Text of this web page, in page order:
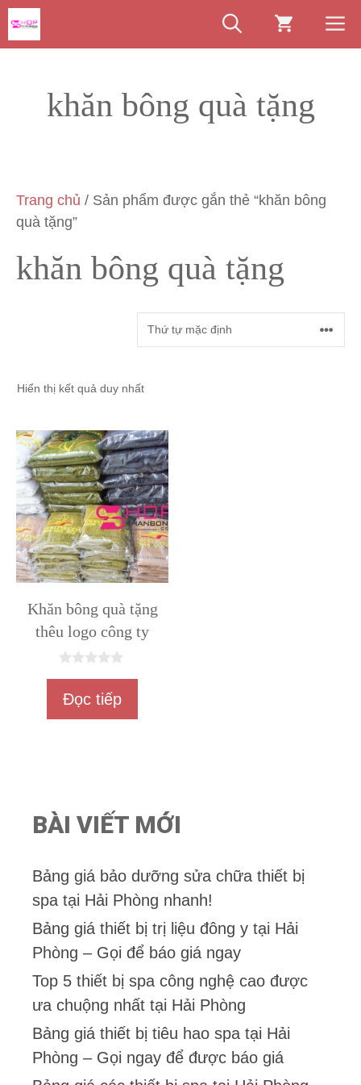
Chuyển
đến
nội
khăn bông quà tặng
Trang chủ / Sản phẩm được gắn thẻ “khăn bông
quà tặng”
khăn bông quà tặng
Hiển thị kết quả duy nhất
Khăn bông quà tặng
thêu logo công ty
gĐọc tiếp
BÀI VIẾT MỚI
Bảng giá bảo dưỡng sửa chữa thiết bị
spa tại Hải Phòng nhanh!
Bảng giá thiết bị trị liệu đông y tại Hải
Phòng – Gọi để báo giá ngay
Top 5 thiết bị spa công nghệ cao được
ưa chuộng nhất tại Hải Phòng
Bảng giá thiết bị tiêu hao spa tại Hải
Phòng – Gọi ngay để được báo giá